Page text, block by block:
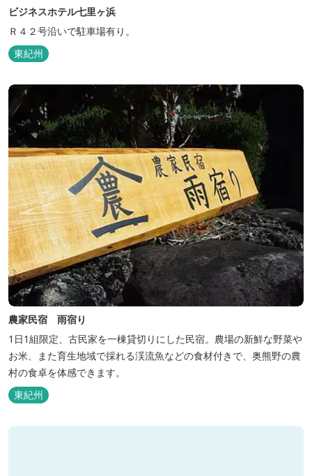
ビジネスホテル七里ヶ浜
Ｒ４２号沿いで駐車場有り。
東紀州
農家民宿 雨宿り
1日1組限定、古民家を一棟貸切りにした民宿。農場の新鮮な野菜や
お米、また育生地域で採れる渓流魚などの食材付きで、奥熊野の農
村の食卓を体感できます。
東紀州